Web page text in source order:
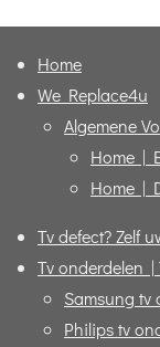
Home
We Replace4u
Algemene
Home |
Home |
Tv defect? Zelf
Tv onderdelen |
Samsung tv
Philips tv